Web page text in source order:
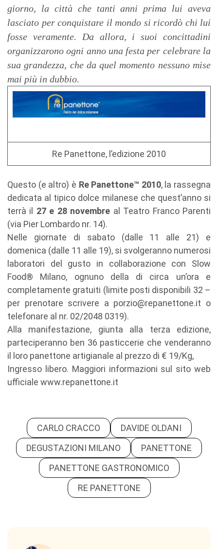
giorno, la città che tanti anni prima lui aveva
lasciato per conquistare il mondo si ricordò chi lui
fosse veramente. Da allora, i suoi concittadini
organizzarono ogni anno una festa per celebrare la
sua grandezza, che da quel momento nessuno mise
mai più in dubbio.
Re Panettone, l’edizione 2010
Questo (e altro) è Re Panettone™ 2010, la rassegna
dedicata al tipico dolce milanese che quest’anno si
terrà il 27 e 28 novembre al Teatro Franco Parenti
(via Pier Lombardo nr. 14).
Nelle giornate di sabato (dalle 11 alle 21) e
domenica (dalle 11 alle 19), si svolgeranno numerosi
laboratori del gusto in collaborazione con Slow
Food® Milano, ognuno della di circa un’ora e
completamente gratuiti (limite posti disponibili 32 –
per prenotare scrivere a porzio@repanettone.it o
telefonare al nr. 02/2048 0319).
Alla manifestazione, giunta alla terza edizione,
parteciperanno ben 36 pasticcerie che venderanno
il loro panettone artigianale al prezzo di € 19/Kg,
Ingresso libero. Maggiori informazioni sul sito web
ufficiale www.repanettone.it
CARLO CRACCO
DAVIDE OLDANI
DEGUSTAZIONI MILANO
PANETTONE
PANETTONE GASTRONOMICO
RE PANETTONE